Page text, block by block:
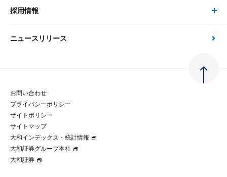
大和総研の強み
先端テクノロジーに基づく新たな価値の創出
政策分析
金融経済教育等
コラム
次世代社会への貢献
マルチステークホルダー方針
パートナーシップ構築宣言
会社情報 トップ
会社概要・役員一覧
大和総研の歩み
グループ会社
採用情報
採用情報 トップ
経験者採用
ニュースリリース
お問い合わせ
プライバシーポリシー
サイトポリシー
サイトマップ
大和インデックス・統計情報
大和証券グループ本社
大和証券